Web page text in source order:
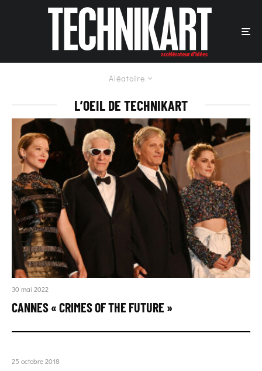
Aléatoire
L’OEIL DE TECHNIKART
30 mai 2022
CANNES « CRIMES OF THE FUTURE »
25 octobre 2018